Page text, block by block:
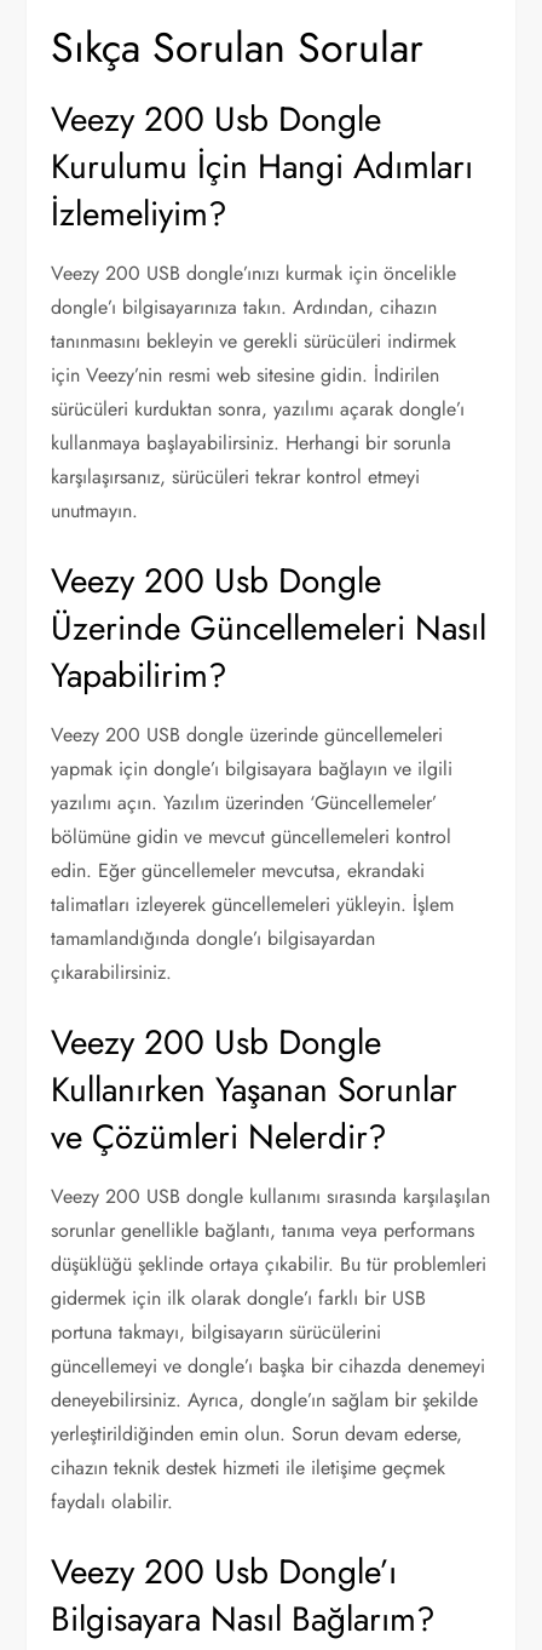
Sıkça Sorulan Sorular
Veezy 200 Usb Dongle
Kurulumu İçin Hangi Adımları
İzlemeliyim?
Veezy 200 USB dongle’ınızı kurmak için öncelikle
dongle’ı bilgisayarınıza takın. Ardından, cihazın
tanınmasını bekleyin ve gerekli sürücüleri indirmek
için Veezy’nin resmi web sitesine gidin. İndirilen
sürücüleri kurduktan sonra, yazılımı açarak dongle’ı
kullanmaya başlayabilirsiniz. Herhangi bir sorunla
karşılaşırsanız, sürücüleri tekrar kontrol etmeyi
unutmayın.
Veezy 200 Usb Dongle
Üzerinde Güncellemeleri Nasıl
Yapabilirim?
Veezy 200 USB dongle üzerinde güncellemeleri
yapmak için dongle’ı bilgisayara bağlayın ve ilgili
yazılımı açın. Yazılım üzerinden ‘Güncellemeler’
bölümüne gidin ve mevcut güncellemeleri kontrol
edin. Eğer güncellemeler mevcutsa, ekrandaki
talimatları izleyerek güncellemeleri yükleyin. İşlem
tamamlandığında dongle’ı bilgisayardan
çıkarabilirsiniz.
Veezy 200 Usb Dongle
Kullanırken Yaşanan Sorunlar
ve Çözümleri Nelerdir?
Veezy 200 USB dongle kullanımı sırasında karşılaşılan
sorunlar genellikle bağlantı, tanıma veya performans
düşüklüğü şeklinde ortaya çıkabilir. Bu tür problemleri
gidermek için ilk olarak dongle’ı farklı bir USB
portuna takmayı, bilgisayarın sürücülerini
güncellemeyi ve dongle’ı başka bir cihazda denemeyi
deneyebilirsiniz. Ayrıca, dongle’ın sağlam bir şekilde
yerleştirildiğinden emin olun. Sorun devam ederse,
cihazın teknik destek hizmeti ile iletişime geçmek
faydalı olabilir.
Veezy 200 Usb Dongle’ı
Bilgisayara Nasıl Bağlarım?